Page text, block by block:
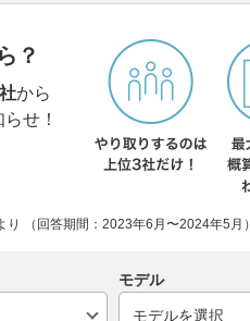
？
から
せ！
（回答期間：2023年6月〜2024年5月）
モデル